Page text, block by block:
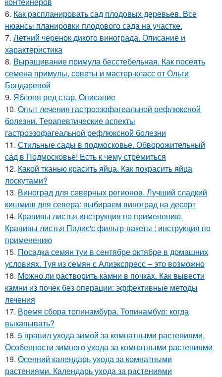
6. Как распланировать сад плодовых деревьев. Все
нюансы планировки плодового сада на участке.
7. Летний черенок дикого винограда. Описание и
характеристика
8. Выращивание примула бесстебельная. Как посеять
семена примулы, советы и мастер-класс от Ольги
Бондаревой
9. Яблоня ред стар. Описание
10. Опыт лечения гастроэзофагеальной рефлюксной
болезни. Терапевтические аспекты
гастроэзофагеальной рефлюксной болезни
11. Стильные сады в подмосковье. Обворожительный
сад в Подмосковье! Есть к чему стремиться
12. Какой тканью красить яйца. Как покрасить яйца
лоскутами?
13. Виноград для северных регионов. Лучший сладкий
кишмиш для севера: выбираем виноград на десерт
14. Крапивы листья инструкция по применению.
Крапивы листья Падис'с фильтр-пакеты : инструкция по
применению
15. Посадка семян туи в сентябре октябре в домашних
условиях. Туя из семян с Алиэкспресс – это возможно
16. Можно ли растворить камни в почках. Как вывести
камни из почек без операции: эффективные методы
лечения
17. Время сбора топинамбура. Топинамбур: когда
выкапывать?
18. 5 правил ухода зимой за комнатными растениями.
Особенности зимнего ухода за комнатными растениями
19. Осенний календарь ухода за комнатными
растениями. Календарь ухода за растениями